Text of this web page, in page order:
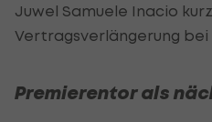
Juwel Samuele Inacio
Vertragsverlängerung bei
Premierentor als